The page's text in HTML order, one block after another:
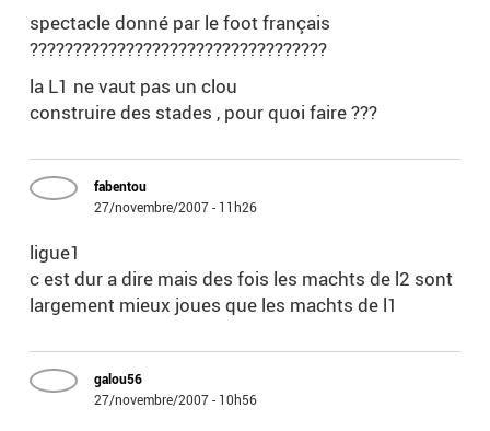
spectacle donné par le foot français
??????????????????????????????????
la L1 ne vaut pas un clou
construire des stades , pour quoi faire ???
fabentou
27/novembre/2007 - 11h26
ligue1
c est dur a dire mais des fois les machts de l2 sont
largement mieux joues que les machts de l1
galou56
27/novembre/2007 - 10h56